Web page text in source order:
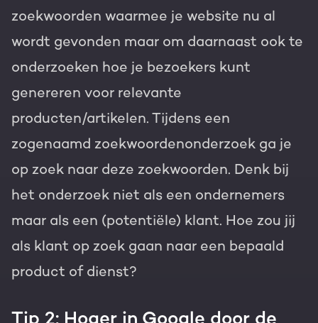
zoekwoorden waarmee je website nu al
wordt gevonden maar om daarnaast ook te
onderzoeken hoe je bezoekers kunt
genereren voor relevante
producten/artikelen. Tijdens een
zogenaamd zoekwoordenonderzoek ga je
op zoek naar deze zoekwoorden. Denk bij
het onderzoek niet als een ondernemers
maar als een (potentiële) klant. Hoe zou jij
als klant op zoek gaan naar een bepaald
product of dienst?
Tip 2: Hoger in Google door de